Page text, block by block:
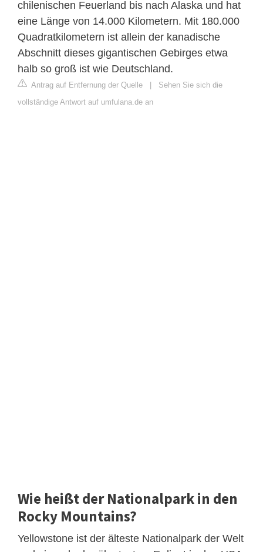
chilenischen Feuerland bis nach Alaska und hat
eine Länge von 14.000 Kilometern. Mit 180.000
Quadratkilometern ist allein der kanadische
Abschnitt dieses gigantischen Gebirges etwa
halb so groß ist wie Deutschland.
Antrag auf Entfernung der Quelle | Sehen Sie sich die
vollständige Antwort auf umfulana.de an
Wie heißt der Nationalpark in den
Rocky Mountains?
Yellowstone ist der älteste Nationalpark der Welt